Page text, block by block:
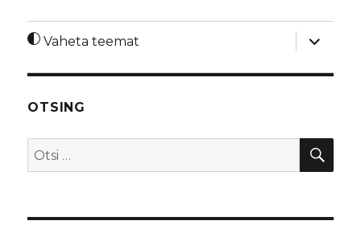
Vaheta teemat
laienda
OTSING
Otsi: